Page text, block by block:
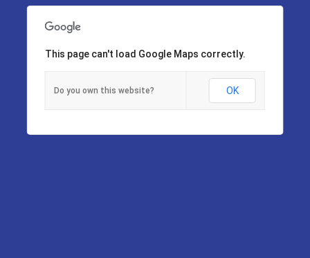
This page can't load Google Maps correctly.
Do you own this website? OK